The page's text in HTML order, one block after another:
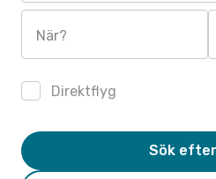
När?
Direktflyg
Sök